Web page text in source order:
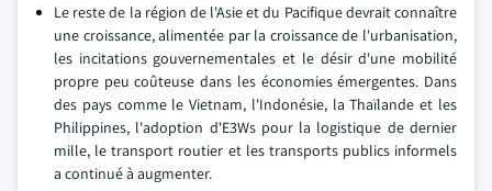
Le reste de la région de l'Asie et du Pacifique devrait connaître
une croissance, alimentée par la croissance de l'urbanisation,
les incitations gouvernementales et le désir d'une mobilité
propre peu coûteuse dans les économies émergentes. Dans
des pays comme le Vietnam, l'Indonésie, la Thaïlande et les
Philippines, l'adoption d'E3Ws pour la logistique de dernier
mille, le transport routier et les transports publics informels
a continué à augmenter.